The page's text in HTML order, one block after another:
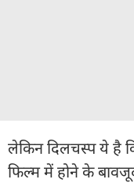
लेकिन दिलचस्प ये है
फिल्म में होने के